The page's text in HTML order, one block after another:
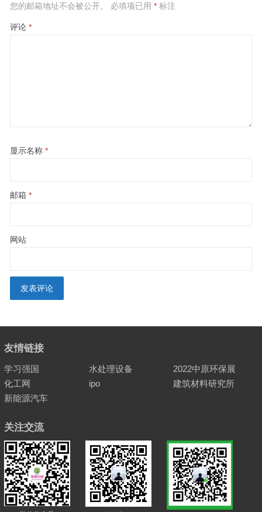
您的邮箱地址不会被公开。 必填项已用 *标注
评论 *
显示名称 *
邮箱 *
网站
友情链接
学习强国 水处理设备
2022中原环保展
化工网
ipo
建筑材料研究所
新能源汽车
关注交流